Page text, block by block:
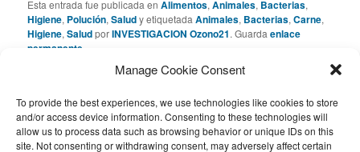
Manage Cookie Consent
To provide the best experiences, we use technologies like cookies to store
and/or access device information. Consenting to these technologies will
allow us to process data such as browsing behavior or unique IDs on this
site. Not consenting or withdrawing consent, may adversely affect certain
Esta entrada fue publicada enAlimentos,Animales, Bacterias,
Higiene, Polución,Saludy etiquetadaAnimales, Bacterias,Carne,
Higiene,SaludporINVESTIGACION Ozono21. Guardaenlace
permanente
Deja una respuesta
Lo siento, debes estar conectadopara publicar un
comentario.